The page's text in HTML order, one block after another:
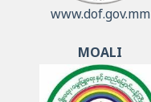
www.dof.gov.mm
MOALI